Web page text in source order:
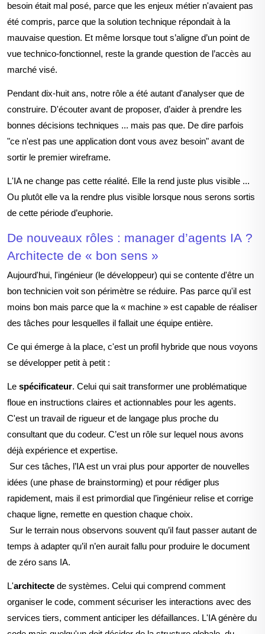
besoin était mal posé, parce que les enjeux métier n'avaient pas
été compris, parce que la solution technique répondait à la
mauvaise question. Et même lorsque tout s’aligne d’un point de
vue technico-fonctionnel, reste la grande question de l’accès au
marché visé.
Pendant dix-huit ans, notre rôle a été autant d'analyser que de
construire. D'écouter avant de proposer, d’aider à prendre les
bonnes décisions techniques ... mais pas que. De dire parfois
"ce n'est pas une application dont vous avez besoin" avant de
sortir le premier wireframe.
L'IA ne change pas cette réalité. Elle la rend juste plus visible ...
Ou plutôt elle va la rendre plus visible lorsque nous serons sortis
de cette période d’euphorie.
De nouveaux rôles : manager d’agents IA ?
Architecte de « bon sens »
Aujourd'hui, l'ingénieur (le développeur) qui se contente d'être un
bon technicien voit son périmètre se réduire. Pas parce qu'il est
moins bon mais parce que la « machine » est capable de réaliser
des tâches pour lesquelles il fallait une équipe entière.
Ce qui émerge à la place, c'est un profil hybride que nous voyons
se développer petit à petit :
Le spécificateur. Celui qui sait transformer une problématique
floue en instructions claires et actionnables pour les agents.
C'est un travail de rigueur et de langage plus proche du
consultant que du codeur. C’est un rôle sur lequel nous avons
déjà expérience et expertise.
Sur ces tâches, l’IA est un vrai plus pour apporter de nouvelles
idées (une phase de brainstorming) et pour rédiger plus
rapidement, mais il est primordial que l’ingénieur relise et corrige
chaque ligne, remette en question chaque choix.
Sur le terrain nous observons souvent qu’il faut passer autant de
temps à adapter qu’il n’en aurait fallu pour produire le document
de zéro sans IA.
L'architecte de systèmes. Celui qui comprend comment
organiser le code, comment sécuriser les interactions avec des
services tiers, comment anticiper les défaillances. L'IA génère du